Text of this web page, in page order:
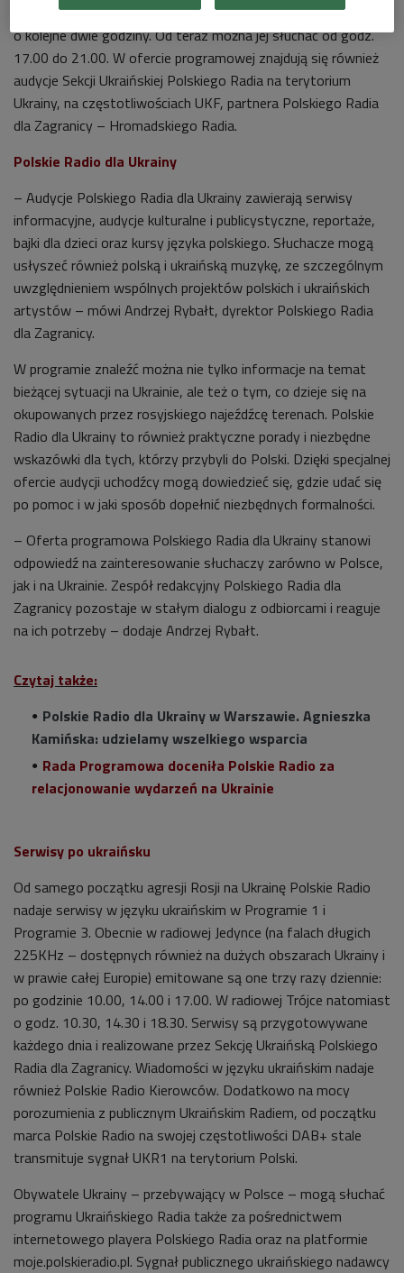
Od wtorku, 17 maja, Polskie Radio wydłuża nadawanie audycji
o kolejne dwie godziny. Od teraz można jej słuchać od godz.
17.00 do 21.00. W ofercie programowej znajdują się również
audycje Sekcji Ukraińskiej Polskiego Radia na terytorium
Ukrainy, na częstotliwościach UKF, partnera Polskiego Radia
dla Zagranicy – Hromadskiego Radia.
Polskie Radio dla Ukrainy
– Audycje Polskiego Radia dla Ukrainy zawierają serwisy
informacyjne, audycje kulturalne i publicystyczne, reportaże,
bajki dla dzieci oraz kursy języka polskiego. Słuchacze mogą
usłyszeć również polską i ukraińską muzykę, ze szczególnym
uwzględnieniem wspólnych projektów polskich i ukraińskich
artystów – mówi Andrzej Rybałt, dyrektor Polskiego Radia
dla Zagranicy.
W programie znaleźć można nie tylko informacje na temat
bieżącej sytuacji na Ukrainie, ale też o tym, co dzieje się na
okupowanych przez rosyjskiego najeźdźcę terenach. Polskie
Radio dla Ukrainy to również praktyczne porady i niezbędne
wskazówki dla tych, którzy przybyli do Polski. Dzięki specjalnej
ofercie audycji uchodźcy mogą dowiedzieć się, gdzie udać się
po pomoc i w jaki sposób dopełnić niezbędnych formalności.
– Oferta programowa Polskiego Radia dla Ukrainy stanowi
odpowiedź na zainteresowanie słuchaczy zarówno w Polsce,
jak i na Ukrainie. Zespół redakcyjny Polskiego Radia dla
Zagranicy pozostaje w stałym dialogu z odbiorcami i reaguje
na ich potrzeby – dodaje Andrzej Rybałt.
Czytaj także:
Polskie Radio dla Ukrainy w Warszawie. Agnieszka
Kamińska: udzielamy wszelkiego wsparcia
Rada Programowa doceniła Polskie Radio za
relacjonowanie wydarzeń na Ukrainie
Serwisy po ukraińsku
Od samego początku agresji Rosji na Ukrainę Polskie Radio
nadaje serwisy w języku ukraińskim w Programie 1 i
Programie 3. Obecnie w radiowej Jedynce (na falach długich
225KHz – dostępnych również na dużych obszarach Ukrainy i
w prawie całej Europie) emitowane są one trzy razy dziennie:
po godzinie 10.00, 14.00 i 17.00. W radiowej Trójce natomiast
o godz. 10.30, 14.30 i 18.30. Serwisy są przygotowywane
każdego dnia i realizowane przez Sekcję Ukraińską Polskiego
Radia dla Zagranicy. Wiadomości w języku ukraińskim nadaje
również Polskie Radio Kierowców. Dodatkowo na mocy
porozumienia z publicznym Ukraińskim Radiem, od początku
marca Polskie Radio na swojej częstotliwości DAB+ stale
transmituje sygnał UKR1 na terytorium Polski.
Obywatele Ukrainy – przebywający w Polsce – mogą słuchać
programu Ukraińskiego Radia także za pośrednictwem
internetowego playera Polskiego Radia oraz na platformie
moje.polskieradio.pl. Sygnał publicznego ukraińskiego nadawcy